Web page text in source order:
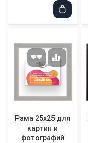
Рама 25x25 для
картин и
фотографий